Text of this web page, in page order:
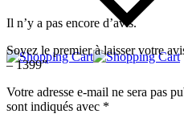
Il n’y a pas encore d’avis.
Soyez le premier à laisser votre
– 1399”
Votre adresse e-mail ne sera pas
sont indiqués avec *